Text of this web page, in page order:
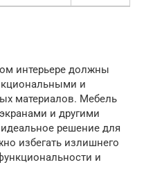
интерьере должны
и
материалов. Мебель
и другими
решение для
избегать излишнего
и